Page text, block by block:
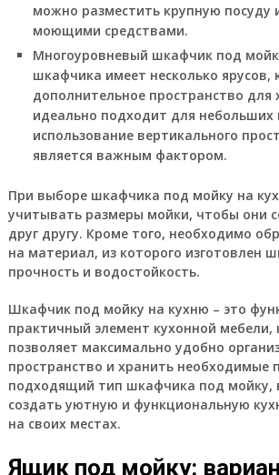
можно разместить крупную посуду
моющими средствами.
Многоуровневый шкафчик под
шкафчика имеет несколько ярусов,
дополнительное пространство для
идеально подходит для небольших
использование вертикального
является важным фактором.
При выборе шкафчика под мойку на
учитывать размеры мойки, чтобы они
друг другу. Кроме того, необходимо
на материал, из которого изготовлен
прочность и водостойкость.
Шкафчик под мойку на кухню – это
практичный элемент кухонной мебели,
позволяет максимально удобно
пространство и хранить необходимые
подходящий тип шкафчика под мойку,
создать уютную и функциональную
на своих местах.
Ящик под мойку: